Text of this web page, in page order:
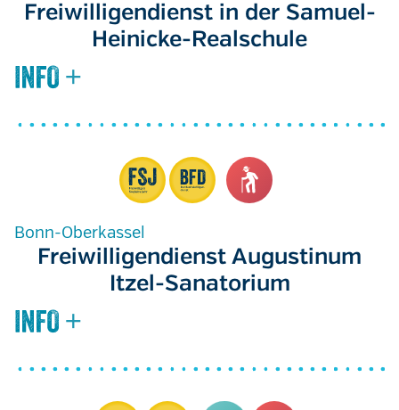
Freiwilligendienst in der Samuel-
Heinicke-Realschule
Bonn-Oberkassel
Freiwilligendienst Augustinum
Itzel-Sanatorium